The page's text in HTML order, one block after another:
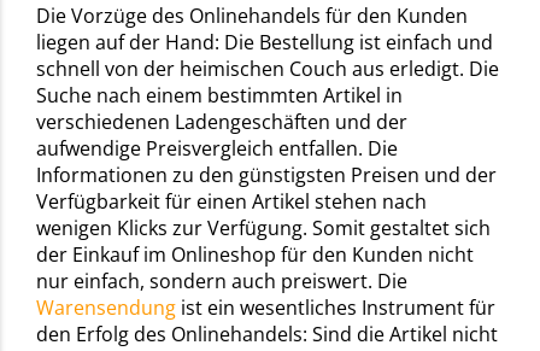
Die Vorzüge des Onlinehandels für den Kunden
liegen auf der Hand: Die Bestellung ist einfach und
schnell von der heimischen Couch aus erledigt. Die
Suche nach einem bestimmten Artikel in
verschiedenen Ladengeschäften und der
aufwendige Preisvergleich entfallen. Die
Informationen zu den günstigsten Preisen und der
Verfügbarkeit für einen Artikel stehen nach
wenigen Klicks zur Verfügung. Somit gestaltet sich
der Einkauf im Onlineshop für den Kunden nicht
nur einfach, sondern auch preiswert. Die
Warensendung ist ein wesentliches Instrument für
den Erfolg des Onlinehandels: Sind die Artikel nicht